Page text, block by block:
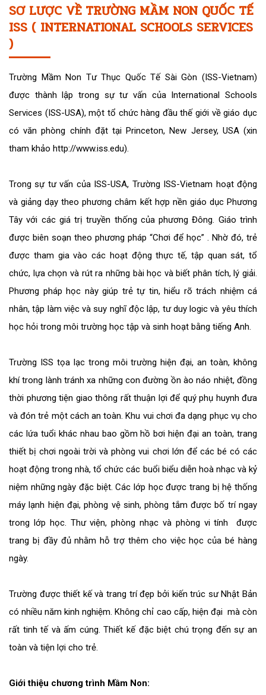
SƠ LƯỢC VỀ TRƯỜNG MẦM NON QUỐC TẾ
ISS ( INTERNATIONAL SCHOOLS SERVICES
)
Trường Mầm Non Tư Thục Quốc Tế Sài Gòn (ISS-Vietnam)
được thành lập trong sự tư vấn của International Schools
Services (ISS-USA), một tổ chức hàng đầu thế giới về giáo dục
có văn phòng chính đặt tại Princeton, New Jersey, USA (xin
tham khảo http://www.iss.edu).
Trong sự tư vấn của ISS-USA, Trường ISS-Vietnam hoạt động
và giảng dạy theo phương châm kết hợp nền giáo dục Phương
Tây với các giá trị truyền thống của phương Đông. Giáo trình
được biên soạn theo phương pháp “Chơi để học” . Nhờ đó, trẻ
được tham gia vào các hoạt động thực tế, tập quan sát, tổ
chức, lựa chọn và rút ra những bài học và biết phân tích, lý giải.
Phương pháp học này giúp trẻ tự tin, hiểu rõ trách nhiệm cá
nhân, tập làm việc và suy nghĩ độc lập, tư duy logic và yêu thích
học hỏi trong môi trường học tập và sinh hoạt bằng tiếng Anh.
Trường ISS tọa lạc trong môi trường hiện đại, an toàn, không
khí trong lành tránh xa những con đường ồn ào náo nhiệt, đồng
thời phương tiện giao thông rất thuận lợi để quý phụ huynh đưa
và đón trẻ một cách an toàn. Khu vui chơi đa dạng phục vụ cho
các lứa tuổi khác nhau bao gồm hồ bơi hiện đại an toàn, trang
thiết bị chơi ngoài trời và phòng vui chơi lớn để các bé có các
hoạt động trong nhà, tổ chức các buổi biểu diễn hoà nhạc và kỷ
niệm những ngày đặc biệt. Các lớp học được trang bị hệ thống
máy lạnh hiện đại, phòng vệ sinh, phòng tắm được bố trí ngay
trong lớp học. Thư viện, phòng nhạc và phòng vi tính được
trang bị đầy đủ nhằm hỗ trợ thêm cho việc học của bé hàng
ngày.
Trường được thiết kế và trang trí đẹp bởi kiến trúc sư Nhật Bản
có nhiều năm kinh nghiệm. Không chỉ cao cấp, hiện đại mà còn
rất tinh tế và ấm cúng. Thiết kế đặc biệt chú trọng đến sự an
toàn và tiện lợi cho trẻ.
Giới thiệu chương trình Mầm Non: